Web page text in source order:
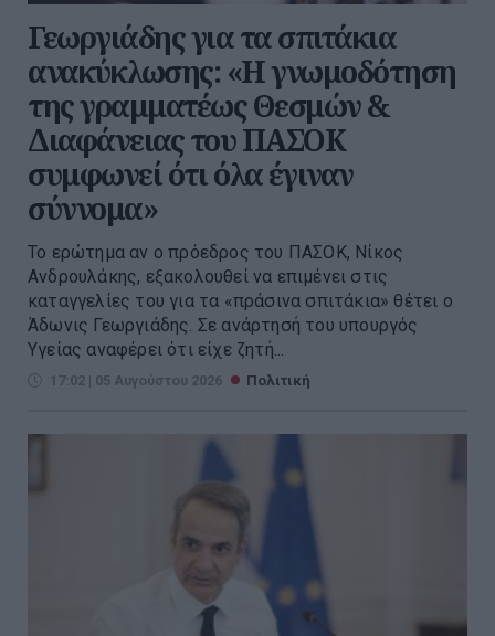
Γεωργιάδης για τα σπιτάκια
ανακύκλωσης: «Η γνωμοδότηση
της γραμματέως Θεσμών &
Διαφάνειας του ΠΑΣΟΚ
συμφωνεί ότι όλα έγιναν
σύννομα»
Το ερώτημα αν ο πρόεδρος του ΠΑΣΟΚ, Νίκος
Ανδρουλάκης, εξακολουθεί να επιμένει στις
καταγγελίες του για τα «πράσινα σπιτάκια» θέτει ο
Άδωνις Γεωργιάδης. Σε ανάρτησή του υπουργός
Υγείας αναφέρει ότι είχε ζητή...
17:02 | 05 Αυγούστου 2026 Πολιτική